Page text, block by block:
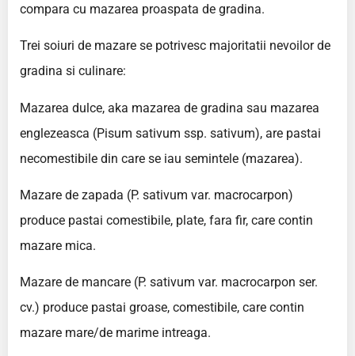
compara cu mazarea proaspata de gradina.
Trei soiuri de mazare se potrivesc majoritatii nevoilor de
gradina si culinare:
Mazarea dulce, aka mazarea de gradina sau mazarea
englezeasca (Pisum sativum ssp. sativum), are pastai
necomestibile din care se iau semintele (mazarea).
Mazare de zapada (P. sativum var. macrocarpon)
produce pastai comestibile, plate, fara fir, care contin
mazare mica.
Mazare de mancare (P. sativum var. macrocarpon ser.
cv.) produce pastai groase, comestibile, care contin
mazare mare/de marime intreaga.